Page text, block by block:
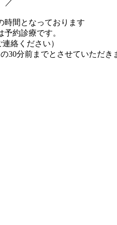
／
時間となっております
約診療です。
絡ください）
30分前までとさせていただき